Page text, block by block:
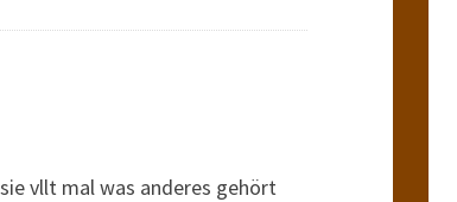
vllt mal was anderes gehört